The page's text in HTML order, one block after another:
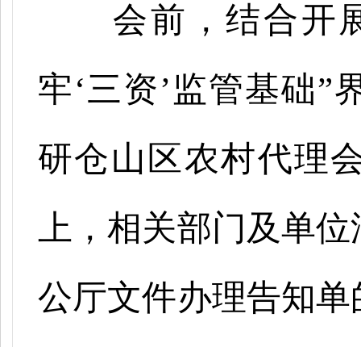
会前，结合开
牢‘三资’监管基础”
研仓山区农村代理
上，相关部门及单
公厅文件办理告知